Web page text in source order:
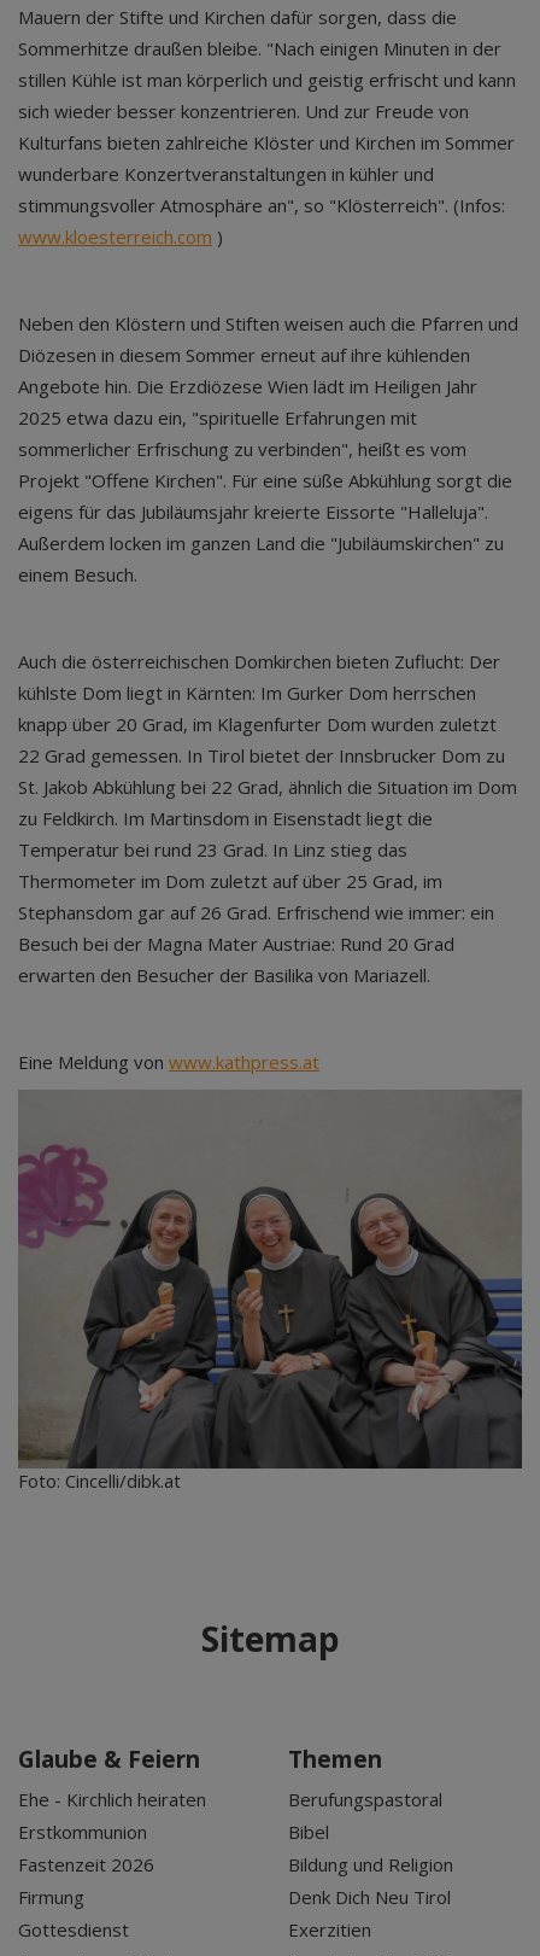
Mauern der Stifte und Kirchen dafür sorgen, dass die
Sommerhitze draußen bleibe. "Nach einigen Minuten in der
stillen Kühle ist man körperlich und geistig erfrischt und kann
sich wieder besser konzentrieren. Und zur Freude von
Kulturfans bieten zahlreiche Klöster und Kirchen im Sommer
wunderbare Konzertveranstaltungen in kühler und
stimmungsvoller Atmosphäre an", so "Klösterreich". (Infos:
www.kloesterreich.com )
Neben den Klöstern und Stiften weisen auch die Pfarren und
Diözesen in diesem Sommer erneut auf ihre kühlenden
Angebote hin. Die Erzdiözese Wien lädt im Heiligen Jahr
2025 etwa dazu ein, "spirituelle Erfahrungen mit
sommerlicher Erfrischung zu verbinden", heißt es vom
Projekt "Offene Kirchen". Für eine süße Abkühlung sorgt die
eigens für das Jubiläumsjahr kreierte Eissorte "Halleluja".
Außerdem locken im ganzen Land die "Jubiläumskirchen" zu
einem Besuch.
Auch die österreichischen Domkirchen bieten Zuflucht: Der
kühlste Dom liegt in Kärnten: Im Gurker Dom herrschen
knapp über 20 Grad, im Klagenfurter Dom wurden zuletzt
22 Grad gemessen. In Tirol bietet der Innsbrucker Dom zu
St. Jakob Abkühlung bei 22 Grad, ähnlich die Situation im Dom
zu Feldkirch. Im Martinsdom in Eisenstadt liegt die
Temperatur bei rund 23 Grad. In Linz stieg das
Thermometer im Dom zuletzt auf über 25 Grad, im
Stephansdom gar auf 26 Grad. Erfrischend wie immer: ein
Besuch bei der Magna Mater Austriae: Rund 20 Grad
erwarten den Besucher der Basilika von Mariazell.
Eine Meldung von www.kathpress.at
Foto: Cincelli/dibk.at
Sitemap
Glaube & Feiern
Ehe - Kirchlich heiraten
Erstkommunion
Fastenzeit 2026
Firmung
Gottesdienst
Themen
Berufungspastoral
Bibel
Bildung und Religion
Denk Dich Neu Tirol
Exerzitien